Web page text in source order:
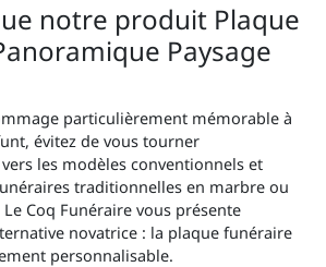
notre produit Plaque
Paysage
particulièrement mémorable à
évitez de vous tourner
les modèles conventionnels et
traditionnelles en marbre ou
Coq Funéraire vous présente
novatrice : la plaque funéraire
personnalisable.